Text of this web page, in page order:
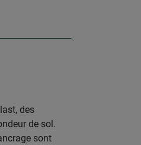
des
de sol.
sont